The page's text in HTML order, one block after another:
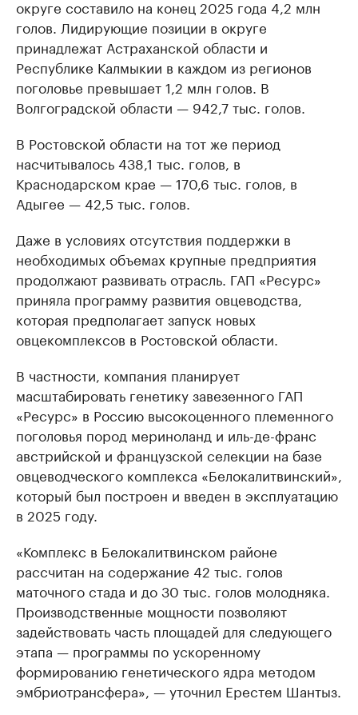
округе составило на конец 2025 года 4,2 млн
голов. Лидирующие позиции в округе
принадлежат Астраханской области и
Республике Калмыкии в каждом из регионов
поголовье превышает 1,2 млн голов. В
Волгоградской области — 942,7 тыс. голов.
В Ростовской области на тот же период
насчитывалось 438,1 тыс. голов, в
Краснодарском крае — 170,6 тыс. голов, в
Адыгее — 42,5 тыс. голов.
Даже в условиях отсутствия поддержки в
необходимых объемах крупные предприятия
продолжают развивать отрасль. ГАП «Ресурс»
приняла программу развития овцеводства,
которая предполагает запуск новых
овцекомплексов в Ростовской области.
В частности, компания планирует
масштабировать генетику завезенного ГАП
«Ресурс» в Россию высокоценного племенного
поголовья пород мериноланд и иль-де-франс
австрийской и французской селекции на базе
овцеводческого комплекса «Белокалитвинский»,
который был построен и введен в эксплуатацию
в 2025 году.
«Комплекс в Белокалитвинском районе
рассчитан на содержание 42 тыс. голов
маточного стада и до 30 тыс. голов молодняка.
Производственные мощности позволяют
задействовать часть площадей для следующего
этапа — программы по ускоренному
формированию генетического ядра методом
эмбриотрансфера», — уточнил Ерестем Шантыз.